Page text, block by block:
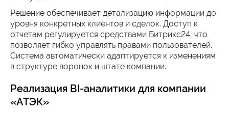
Решение обеспечивает детализацию информации до
уровня конкретных клиентов и сделок. Доступ к
отчетам регулируется средствами Битрикс24, что
позволяет гибко управлять правами пользователей.
Система автоматически адаптируется к изменениям
в структуре воронок и штате компании.
Реализация BI-аналитики для компании
«АТЭК»